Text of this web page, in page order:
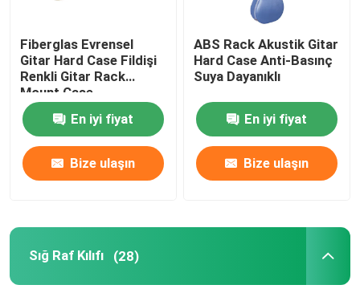
Sert Kabuk Banjo Kılıfı
Keman Sert Kılıf
Aydınlatma Ekipmanı Çantası
Fiberglas Evrensel
Gitar Hard Case Fildişi
Renkli Gitar Rack
Mount Case
En iyi fiyat
Bize ulaşın
ABS Rack Akustik Gitar
Hard Case Anti-Basınç
Suya Dayanıklı
En iyi fiyat
Bize ulaşın
Sığ Raf Kılıfı (28)